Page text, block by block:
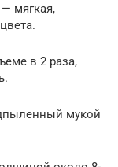
мягкая,
в 2 раза,
мукой